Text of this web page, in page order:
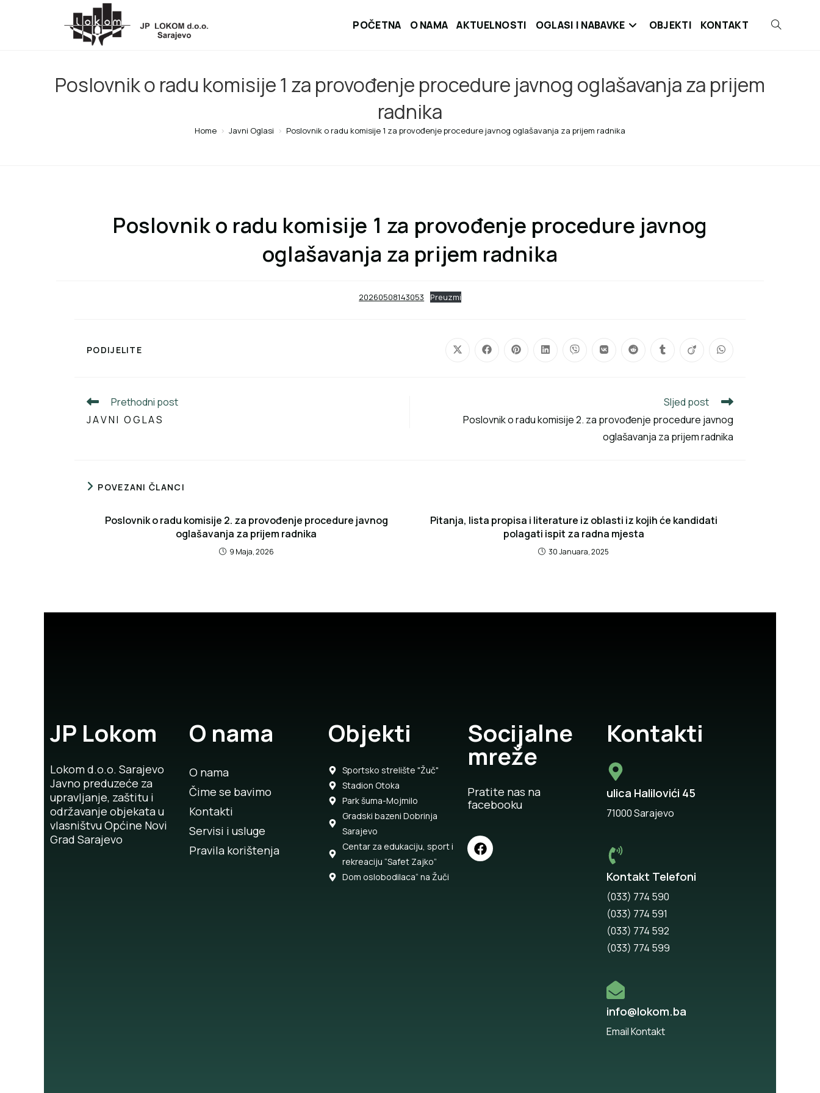
POČETNA O NAMA AKTUELNOSTI OGLASI I NABAVKE OBJEKTI KONTAKT
Poslovnik o radu komisije 1 za provođenje procedure javnog oglašavanja za prijem
radnika
Home > Javni Oglasi > Poslovnik o radu komisije 1 za provođenje procedure javnog oglašavanja za prijem radnika
Poslovnik o radu komisije 1 za provođenje procedure javnog
oglašavanja za prijem radnika
20260508143053 Preuzmi
PODIJELITE
Prethodni post
J A V N I O G L A S
Sljed post
Poslovnik o radu komisije 2. za provođenje procedure javnog
oglašavanja za prijem radnika
POVEZANI ČLANCI
Poslovnik o radu komisije 2. za provođenje procedure javnog
oglašavanja za prijem radnika
9 Maja, 2026
Pitanja, lista propisa i literature iz oblasti iz kojih će kandidati
polagati ispit za radna mjesta
30 Januara, 2025
JP Lokom
Lokom d.o.o. Sarajevo
Javno preduzeće za
upravljanje, zaštitu i
održavanje objekata u
vlasništvu Općine Novi
Grad Sarajevo
O nama
O nama
Čime se bavimo
Kontakti
Servisi i usluge
Pravila korištenja
Objekti
Sportsko strelište "Žuč"
Stadion Otoka
Park šuma-Mojmilo
Gradski bazeni Dobrinja
Sarajevo
Centar za edukaciju, sport i
rekreaciju “Safet Zajko”
Dom oslobodilaca“ na Žuči
Socijalne
mreže
Pratite nas na
facebooku
Kontakti
ulica Halilovići 45
71000 Sarajevo
Kontakt Telefoni
(033) 774 590
(033) 774 591
(033) 774 592
(033) 774 599
info@lokom.ba
Email Kontakt